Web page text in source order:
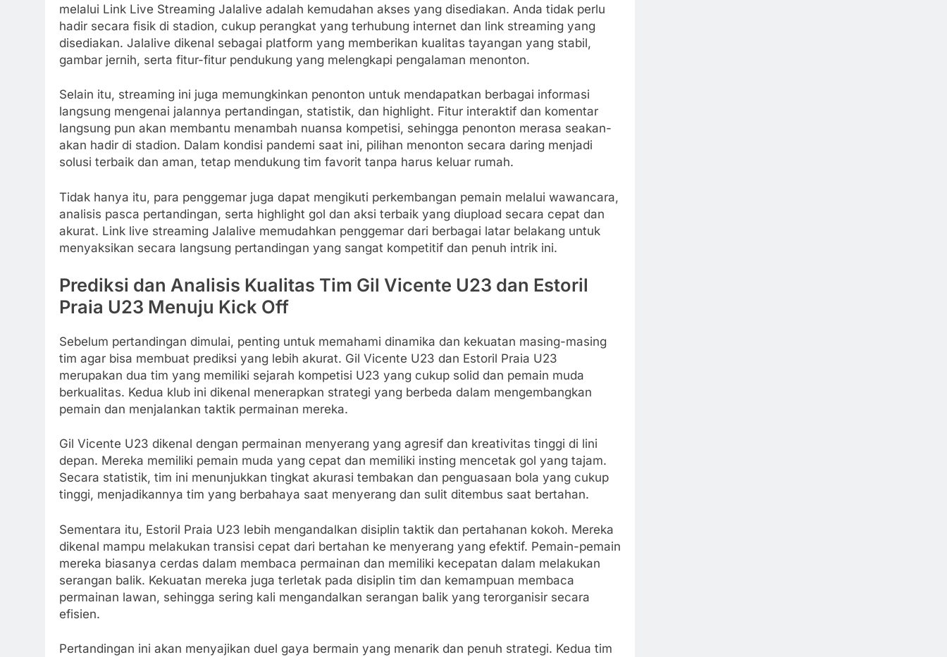
melalui Link Live Streaming Jalalive adalah kemudahan akses yang disediakan. Anda tidak perlu
hadir secara fisik di stadion, cukup perangkat yang terhubung internet dan link streaming yang
disediakan. Jalalive dikenal sebagai platform yang memberikan kualitas tayangan yang stabil,
gambar jernih, serta fitur-fitur pendukung yang melengkapi pengalaman menonton.
Selain itu, streaming ini juga memungkinkan penonton untuk mendapatkan berbagai informasi
langsung mengenai jalannya pertandingan, statistik, dan highlight. Fitur interaktif dan komentar
langsung pun akan membantu menambah nuansa kompetisi, sehingga penonton merasa seakan-
akan hadir di stadion. Dalam kondisi pandemi saat ini, pilihan menonton secara daring menjadi
solusi terbaik dan aman, tetap mendukung tim favorit tanpa harus keluar rumah.
Tidak hanya itu, para penggemar juga dapat mengikuti perkembangan pemain melalui wawancara,
analisis pasca pertandingan, serta highlight gol dan aksi terbaik yang diupload secara cepat dan
akurat. Link live streaming Jalalive memudahkan penggemar dari berbagai latar belakang untuk
menyaksikan secara langsung pertandingan yang sangat kompetitif dan penuh intrik ini.
Prediksi dan Analisis Kualitas Tim Gil Vicente U23 dan Estoril
Praia U23 Menuju Kick Off
Sebelum pertandingan dimulai, penting untuk memahami dinamika dan kekuatan masing-masing
tim agar bisa membuat prediksi yang lebih akurat. Gil Vicente U23 dan Estoril Praia U23
merupakan dua tim yang memiliki sejarah kompetisi U23 yang cukup solid dan pemain muda
berkualitas. Kedua klub ini dikenal menerapkan strategi yang berbeda dalam mengembangkan
pemain dan menjalankan taktik permainan mereka.
Gil Vicente U23 dikenal dengan permainan menyerang yang agresif dan kreativitas tinggi di lini
depan. Mereka memiliki pemain muda yang cepat dan memiliki insting mencetak gol yang tajam.
Secara statistik, tim ini menunjukkan tingkat akurasi tembakan dan penguasaan bola yang cukup
tinggi, menjadikannya tim yang berbahaya saat menyerang dan sulit ditembus saat bertahan.
Sementara itu, Estoril Praia U23 lebih mengandalkan disiplin taktik dan pertahanan kokoh. Mereka
dikenal mampu melakukan transisi cepat dari bertahan ke menyerang yang efektif. Pemain-pemain
mereka biasanya cerdas dalam membaca permainan dan memiliki kecepatan dalam melakukan
serangan balik. Kekuatan mereka juga terletak pada disiplin tim dan kemampuan membaca
permainan lawan, sehingga sering kali mengandalkan serangan balik yang terorganisir secara
efisien.
Pertandingan ini akan menyajikan duel gaya bermain yang menarik dan penuh strategi. Kedua tim